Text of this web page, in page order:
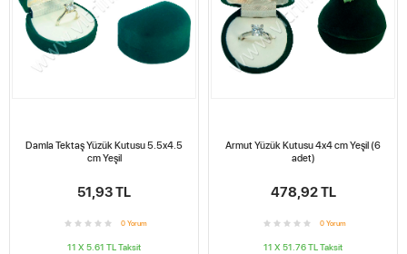
Damla Tektaş Yüzük Kutusu 5.5x4.5
cm Yeşil
51,93 TL
0 Yorum
11 X 5.61 TL Taksit
Armut Yüzük Kutusu 4x4 cm Yeşil (6
adet)
478,92 TL
0 Yorum
11 X 51.76 TL Taksit